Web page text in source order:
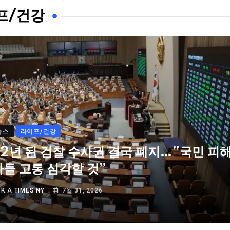
/건강
스 라이프/건강
년 된 검찰 수사권 결국 폐지…”국민 피
들 고통 심각할 것”
K.A TIMES NY 7월 31, 2026